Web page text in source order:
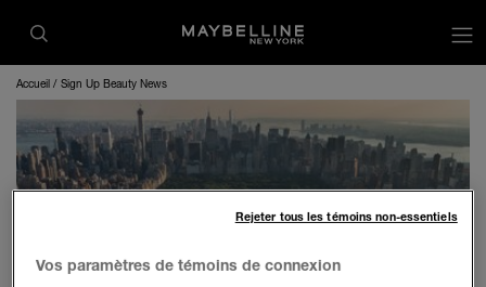
Accueil Sign Up Beauty News
SUIS LA VAGUE
Vos paramètres de témoins de connexion
Rejeter tous les témoins non-essentiels